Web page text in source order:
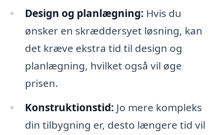
Design og planlægning: Hvis du
ønsker en skræddersyet løsning, kan
det kræve ekstra tid til design og
planlægning, hvilket også vil øge
prisen.
Konstruktionstid: Jo mere kompleks
din tilbygning er, desto længere tid vil